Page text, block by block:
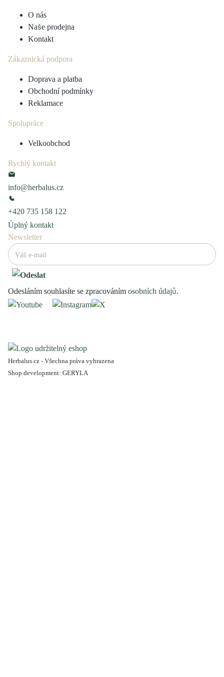
O nás
Naše prodejna
Kontakt
Zákaznická podpora
Doprava a platba
Obchodní podmínky
Reklamace
Spolupráce
Velkoobchod
Rychlý kontakt
info@herbalus.cz
+420 735 158 122
Úplný kontakt
Newsletter
Odesláním souhlasíte se zpracováním osobních údajů.
Herbalus.cz - Všechna práva vyhrazena
Shop development: GERYLA